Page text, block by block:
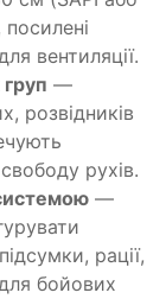
вентиляції.
—
розвідників
рухів.
—
рації,
бойових